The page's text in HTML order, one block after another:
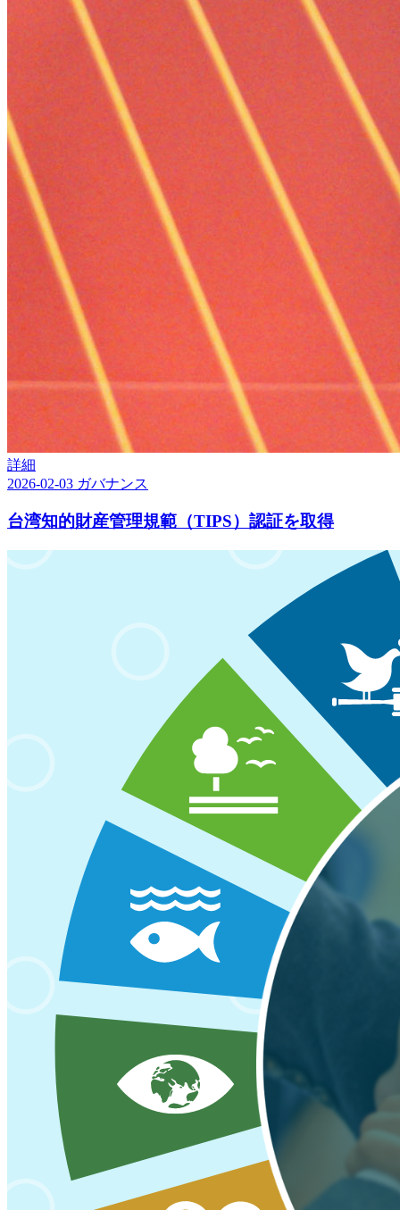
詳細
2026-02-03 ガバナンス
台湾知的財産管理規範（TIPS）認証を取得